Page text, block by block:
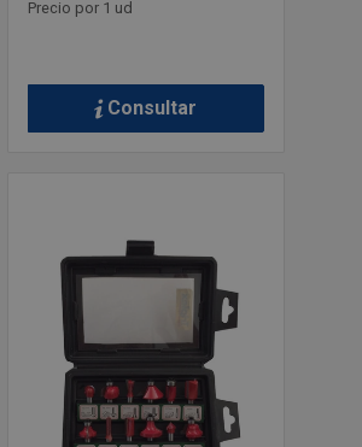
Precio por 1 ud
Consultar